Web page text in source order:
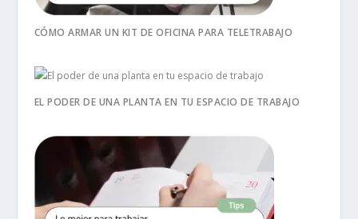
CÓMO ARMAR UN KIT DE OFICINA PARA TELETRABAJO
EL PODER DE UNA PLANTA EN TU ESPACIO DE TRABAJO